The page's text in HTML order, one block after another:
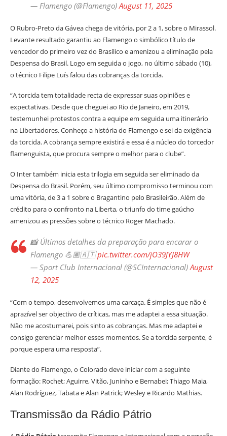
— Flamengo (@Flamengo)August 11, 2025
O Rubro-Preto da Gávea chega de vitória, por 2 a 1, sobre o Mirassol.
Levante resultado garantiu ao Flamengo o simbólico título de
vencedor do primeiro vez do Brasílico e amenizou a eliminação pela
Despensa do Brasil. Logo em seguida o jogo, no último sábado (10),
o técnico Filipe Luís falou das cobranças da torcida.
“A torcida tem totalidade recta de expressar suas opiniões e
expectativas. Desde que cheguei ao Rio de Janeiro, em 2019,
testemunhei protestos contra a equipe em seguida uma itinerário
na Libertadores. Conheço a história do Flamengo e sei da exigência
da torcida. A cobrança sempre existirá e essa é a núcleo do torcedor
flamenguista, que procura sempre o melhor para o clube”.
O Inter também inicia esta trilogia em seguida ser eliminado da
Despensa do Brasil. Porém, seu último compromisso terminou com
uma vitória, de 3 a 1 sobre o Bragantino pelo Brasileirão. Além de
crédito para o confronto na Liberta, o triunfo do time gaúcho
amenizou as pressões sobre o técnico Roger Machado.
📸 Últimos detalhes da preparação para encarar o
Flamengo 💪🏽🇦🇹pic.twitter.com/jO39JYJ8HW
— Sport Club Internacional (@SCInternacional)August
12, 2025
“Com o tempo, desenvolvemos uma carcaça. É simples que não é
aprazível ser objectivo de críticas, mas me adaptei a essa situação.
Não me acostumarei, pois sinto as cobranças. Mas me adaptei e
consigo gerenciar melhor esses momentos. Se a torcida serpente, é
porque espera uma resposta”.
Diante do Flamengo, o Colorado deve iniciar com a seguinte
formação: Rochet; Aguirre, Vitão, Juninho e Bernabei; Thiago Maia,
Alan Rodríguez, Tabata e Alan Patrick; Wesley e Ricardo Mathias.
Transmissão da Rádio Pátrio